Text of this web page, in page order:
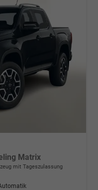
Matrix
mit Tageszulassung